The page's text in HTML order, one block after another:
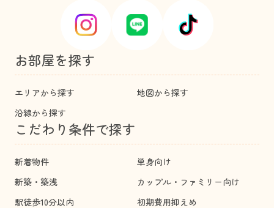
お部屋を探す
エリアから探す
地図から探す
沿線から探す
こだわり条件で探す
新着物件
単身向け
新築・築浅
カップル・ファミリー向け
駅徒歩10分以内
初期費用抑えめ